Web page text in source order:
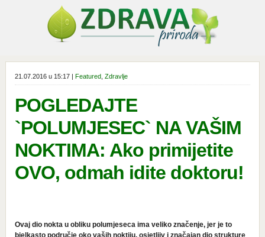
21.07.2016 u 15:17 | Featured, Zdravlje
POGLEDAJTE
`POLUMJESEC` NA VAŠIM
NOKTIMA: Ako primijetite
OVO, odmah idite doktoru!
Ovaj dio nokta u obliku polumjeseca ima veliko značenje, jer je to
bjelkasto područje oko vaših noktiju, osjetljiv i značajan dio strukture